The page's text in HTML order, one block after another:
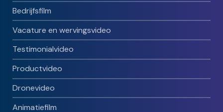
Bedrijfsfilm
Vacature en wervingsvideo
Testimonialvideo
Productvideo
Dronevideo
Animatiefilm